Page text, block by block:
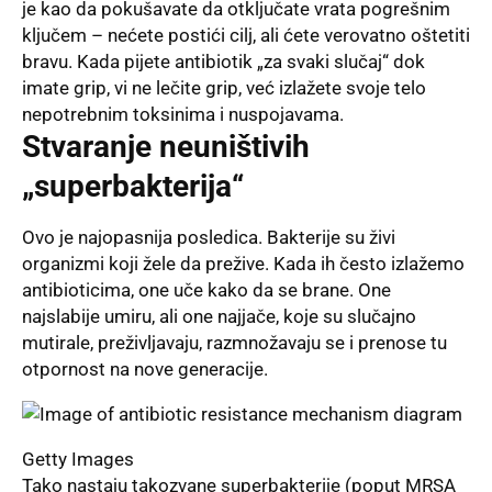
je kao da pokušavate da otključate vrata pogrešnim
ključem – nećete postići cilj, ali ćete verovatno oštetiti
bravu. Kada pijete antibiotik „za svaki slučaj“ dok
imate grip, vi ne lečite grip, već izlažete svoje telo
nepotrebnim toksinima i nuspojavama.
Stvaranje neuništivih
„superbakterija“
Ovo je najopasnija posledica. Bakterije su živi
organizmi koji žele da prežive. Kada ih često izlažemo
antibioticima, one uče kako da se brane. One
najslabije umiru, ali one najjače, koje su slučajno
mutirale, preživljavaju, razmnožavaju se i prenose tu
otpornost na nove generacije.
Getty Images
Tako nastaju takozvane superbakterije (poput MRSA